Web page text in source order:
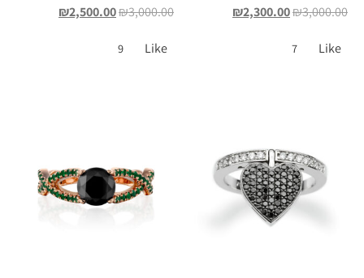
₪3,000.00
₪2,300.00
Like
7
₪3,000.00
₪2,500.00
Like
9